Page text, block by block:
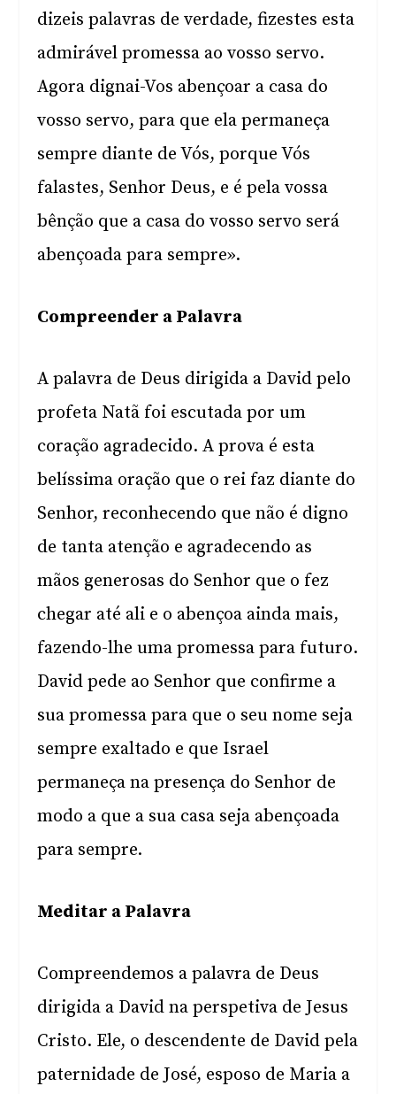
dizeis palavras de verdade, fizestes esta
admirável promessa ao vosso servo.
Agora dignai-Vos abençoar a casa do
vosso servo, para que ela permaneça
sempre diante de Vós, porque Vós
falastes, Senhor Deus, e é pela vossa
bênção que a casa do vosso servo será
abençoada para sempre».
Compreender a Palavra
A palavra de Deus dirigida a David pelo
profeta Natã foi escutada por um
coração agradecido. A prova é esta
belíssima oração que o rei faz diante do
Senhor, reconhecendo que não é digno
de tanta atenção e agradecendo as
mãos generosas do Senhor que o fez
chegar até ali e o abençoa ainda mais,
fazendo-lhe uma promessa para futuro.
David pede ao Senhor que confirme a
sua promessa para que o seu nome seja
sempre exaltado e que Israel
permaneça na presença do Senhor de
modo a que a sua casa seja abençoada
para sempre.
Meditar a Palavra
Compreendemos a palavra de Deus
dirigida a David na perspetiva de Jesus
Cristo. Ele, o descendente de David pela
paternidade de José, esposo de Maria a